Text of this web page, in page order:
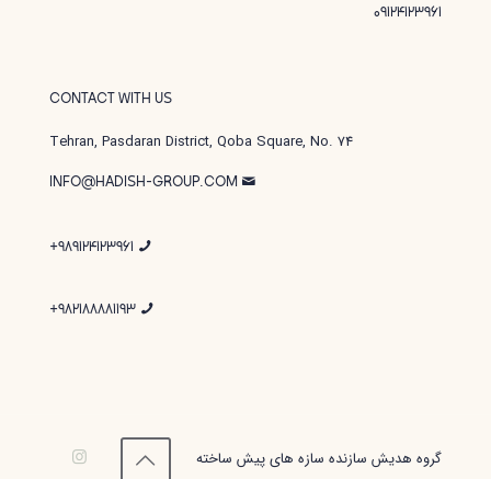
09124123961
CONTACT WITH US
Tehran, Pasdaran District, Qoba Square, No. 74
گروه هدیش سازنده سازه های پیش ساخته